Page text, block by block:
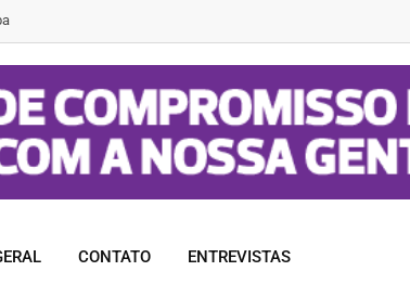
CONTATO ENTREVISTAS